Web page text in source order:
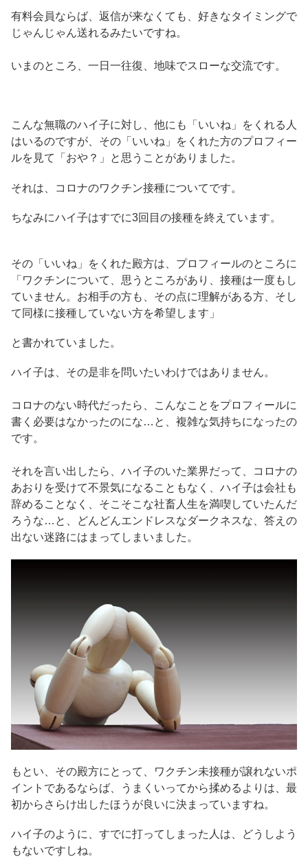
有料会員ならば、返信が来なくても、好きなタイミングで
じゃんじゃん送れるみたいですね。
いまのところ、一日一往復、地味でスローな交流です。
こんな無職のハイ子に対し、他にも「いいね」をくれる人
はいるのですが、その「いいね」をくれた方のプロフィー
ルを見て「おや？」と思うことがありました。
それは、コロナのワクチン接種についてです。
ちなみにハイ子はすでに3回目の接種を終えています。
その「いいね」をくれた殿方は、プロフィールのところに
「ワクチンについて、思うところがあり、接種は一度もし
ていません。お相手の方も、その点に理解がある方、そし
て同様に接種していない方を希望します」
と書かれていました。
ハイ子は、その是非を問いたいわけではありません。
コロナのない時代だったら、こんなことをプロフィールに
書く必要はなかったのにな…と、複雑な気持ちになったの
です。
それを言い出したら、ハイ子のいた業界だって、コロナの
あおりを受けて不景気になることもなく、ハイ子は会社も
辞めることなく、そこそこな社畜人生を満喫していたんだ
ろうな…と、どんどんエンドレスなダークネスな、答えの
出ない迷路にはまってしまいました。
もとい、その殿方にとって、ワクチン未接種が譲れないポ
イントであるならば、うまくいってから揉めるよりは、最
初からさらけ出したほうが良いに決まっていますね。
ハイ子のように、すでに打ってしまった人は、どうしよう
もないですしね。